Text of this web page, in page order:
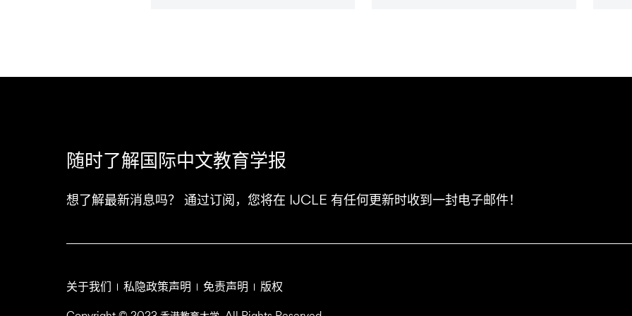
随时了解国际中文教育学报
想了解最新消息吗？ 通过订阅，您将在 IJCLE 有任何更新时收到一封电子邮件！
关于我们 私隐政策声明 免责声明 版权